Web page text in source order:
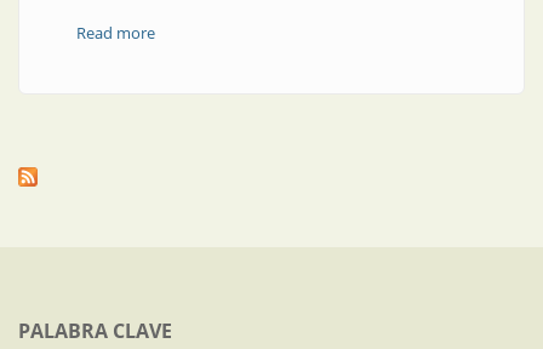
Read moreabout Próximamente en Tucumán: encuentro
PALABRA CLAVE